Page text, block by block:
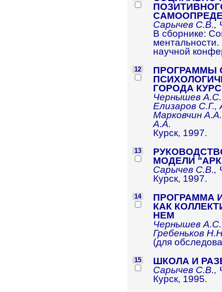
Сарычев С.В.,
В сборнике:
научной
12
ПРОГРАММЫ
ГОРОДА
Чернышев
Елизаров С.Г.,
Марковчин
А.А.
Курск, 1997.
13
МОДЕЛИ
Сарычев С.В.,
Курск, 1997.
14
ПРОГРАММА
КАК
НЕМ
Чернышев
Гребеньков
(для
15
ШКОЛА И
Сарычев С.В.,
Курск, 1995.